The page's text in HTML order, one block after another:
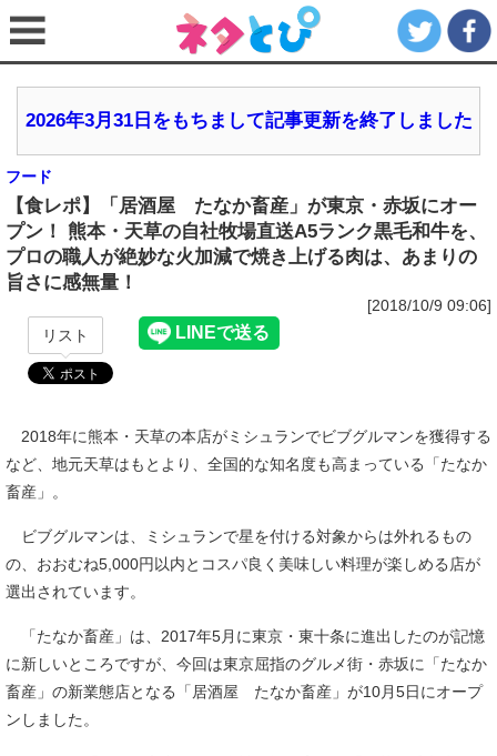
2026年3月31日をもちまして記事更新を終了しました
フード
【食レポ】「居酒屋 たなか畜産」が東京・赤坂にオー
プン！ 熊本・天草の自社牧場直送A5ランク黒毛和牛を、
プロの職人が絶妙な火加減で焼き上げる肉は、あまりの
旨さに感無量！
[2018/10/9 09:06]
リスト
2018年に熊本・天草の本店がミシュランでビブグルマンを獲得する
など、地元天草はもとより、全国的な知名度も高まっている「たなか
畜産」。
ビブグルマンは、ミシュランで星を付ける対象からは外れるもの
の、おおむね5,000円以内とコスパ良く美味しい料理が楽しめる店が
選出されています。
「たなか畜産」は、2017年5月に東京・東十条に進出したのが記憶
に新しいところですが、今回は東京屈指のグルメ街・赤坂に「たなか
畜産」の新業態店となる「居酒屋 たなか畜産」が10月5日にオープ
ンしました。